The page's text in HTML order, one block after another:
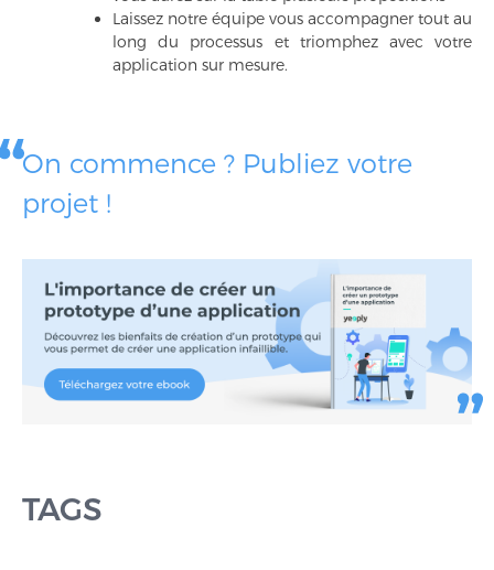
Laissez notre équipe vous accompagner tout au
long du processus et triomphez avec votre
application sur mesure.
On commence ? Publiez votre
projet !
TAGS